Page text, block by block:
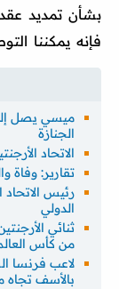
بشأن تمديد
فإنه يمكننا
ميسي يصل
الجنازة
الاتحاد
تقارير:
رئيس
الدولي
ثنائي
من كأس
لاعب فرنسا
بالأسف